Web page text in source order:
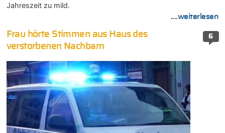
Jahreszeit zu mild.
....weiterlesen
6
Frau hörte Stimmen aus Haus des
verstorbenen Nachbarn